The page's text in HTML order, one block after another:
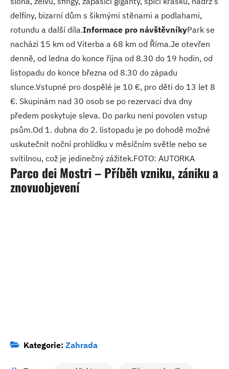
delfíny, bizarní dům s šikmými stěnami a podlahami,
rotundu a další díla.Informace pro návštěvníkyPark se
nachází 15 km od Viterba a 68 km od Říma.Je otevřen
denně, od ledna do konce října od 8.30 do 19 hodin, od
listopadu do konce března od 8.30 do západu
slunce.Vstupné pro dospělé je 10 €, pro děti do 13 let 8
€. Skupinám nad 30 osob se po rezervaci dva dny
předem poskytuje sleva. Do parku není povolen vstup
psům.Od 1. dubna do 2. listopadu je po dohodě možné
uskutečnit noční prohlídku v měsíčním světle nebo se
svítilnou, což je jedinečný zážitek.FOTO: AUTORKA
Parco dei Mostri – Příběh vzniku, zániku a
znovuobjevení
Kategorie: Zahrada